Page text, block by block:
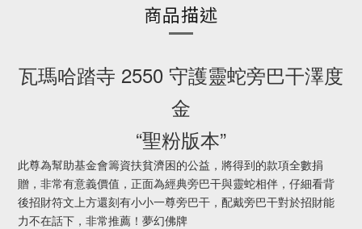
商品描述
瓦瑪哈踏寺 2550 守護靈蛇旁巴干澤度
金
“聖粉版本”
此尊為幫助基金會籌資扶貧濟困的公益，將得到的款項全數捐
贈，非常有意義價值，正面為經典旁巴干與靈蛇相伴，仔細看背
後招財符文上方還刻有小小一尊旁巴干，配戴旁巴干對於招財能
力不在話下，非常推薦！夢幻佛牌